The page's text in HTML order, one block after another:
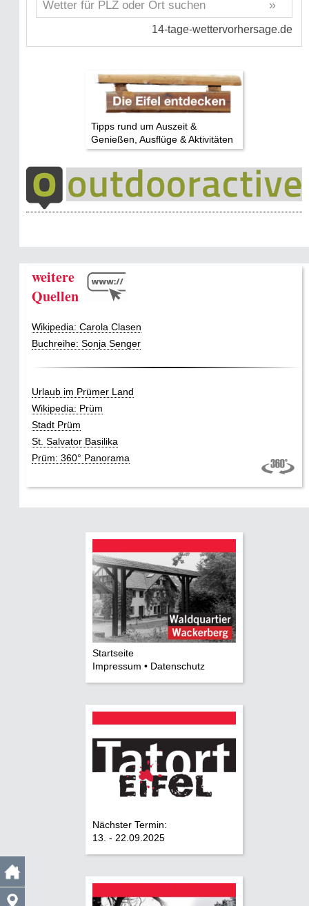
Tipps rund um Auszeit &
Genießen, Ausflüge & Aktivitäten
weitere
Quellen
Wikipedia: Carola Clasen
Buchreihe: Sonja Senger
Urlaub im Prümer Land
Wikipedia: Prüm
Stadt Prüm
St. Salvator Basilika
Prüm: 360° Panorama
Startseite
Impressum • Datenschutz
Nächster Termin:
13. - 22.09.2025